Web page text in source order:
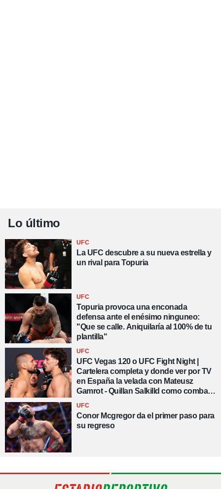
Lo último
UFC
La UFC descubre a su nueva estrella y
un rival para Topuria
UFC
Topuria provoca una enconada
defensa ante el enésimo ninguneo:
"Que se calle. Aniquilaría al 100% de tu
plantilla"
UFC
UFC Vegas 120 o UFC Fight Night |
Cartelera completa y donde ver por TV
en España la velada con Mateusz
Gamrot - Quillan Salkilld como combate
UFC
Conor Mcgregor da el primer paso para
su regreso